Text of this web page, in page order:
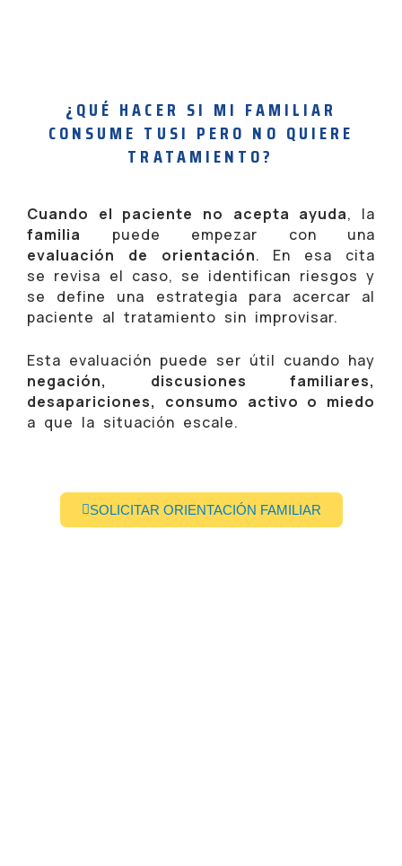
¿QUÉ HACER SI MI FAMILIAR
CONSUME TUSI PERO NO QUIERE
TRATAMIENTO?
Cuando el paciente no acepta ayuda, la
familia puede empezar con una
evaluación de orientación. En esa cita
se revisa el caso, se identifican riesgos y
se define una estrategia para acercar al
paciente al tratamiento sin improvisar.
Esta evaluación puede ser útil cuando hay
negación, discusiones familiares,
desapariciones, consumo activo o miedo
a que la situación escale.
SOLICITAR ORIENTACIÓN FAMILIAR